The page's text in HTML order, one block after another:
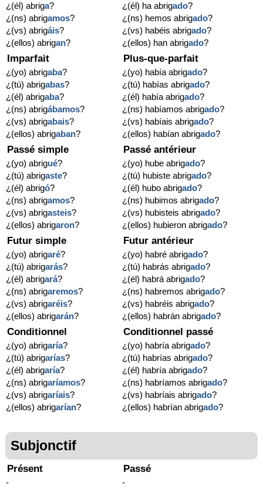
¿(él) abriga?
¿(ns) abrigamos?
¿(vs) abrigáis?
¿(ellos) abrigan?
¿(él) ha abrigado?
¿(ns) hemos abrigado?
¿(vs) habéis abrigado?
¿(ellos) han abrigado?
Imparfait
¿(yo) abrigaba?
¿(tú) abrigabas?
¿(él) abrigaba?
¿(ns) abrigábamos?
¿(vs) abrigabais?
¿(ellos) abrigaban?
Plus-que-parfait
¿(yo) había abrigado?
¿(tú) habías abrigado?
¿(él) había abrigado?
¿(ns) habíamos abrigado?
¿(vs) habíais abrigado?
¿(ellos) habían abrigado?
Passé simple
¿(yo) abrigué?
¿(tú) abrigaste?
¿(él) abrigó?
¿(ns) abrigamos?
¿(vs) abrigasteis?
¿(ellos) abrigaron?
Passé antérieur
¿(yo) hube abrigado?
¿(tú) hubiste abrigado?
¿(él) hubo abrigado?
¿(ns) hubimos abrigado?
¿(vs) hubisteis abrigado?
¿(ellos) hubieron abrigado?
Futur simple
¿(yo) abrigaré?
¿(tú) abrigarás?
¿(él) abrigará?
¿(ns) abrigaremos?
¿(vs) abrigaréis?
¿(ellos) abrigarán?
Futur antérieur
¿(yo) habré abrigado?
¿(tú) habrás abrigado?
¿(él) habrá abrigado?
¿(ns) habremos abrigado?
¿(vs) habréis abrigado?
¿(ellos) habrán abrigado?
Conditionnel
¿(yo) abrigaría?
¿(tú) abrigarías?
¿(él) abrigaría?
¿(ns) abrigaríamos?
¿(vs) abrigaríais?
¿(ellos) abrigarían?
Conditionnel passé
¿(yo) habría abrigado?
¿(tú) habrías abrigado?
¿(él) habría abrigado?
¿(ns) habríamos abrigado?
¿(vs) habríais abrigado?
¿(ellos) habrían abrigado?
Subjonctif
Présent
-
Passé
-